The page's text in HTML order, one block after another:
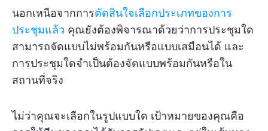
นอกเหนือจากการตัดสินใจเลือกประเภทของการ
ประชุมแล้ว คุณยังต้องพิจารณาด้วยว่าการประชุมใด
สามารถจัดแบบไม่พร้อมกันหรือแบบเสมือนได้ และ
การประชุมใดจำเป็นต้องจัดแบบพร้อมกันหรือใน
สถานที่จริง
ไม่ว่าคุณจะเลือกในรูปแบบใด เป้าหมายของคุณคือ